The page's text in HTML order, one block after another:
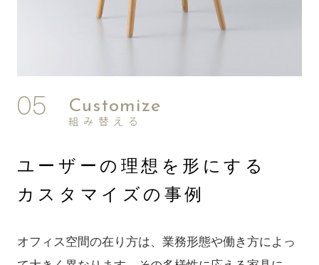
Customize
組み替える
ユーザーの理想を形にする
カスタマイズの事例
オフィス空間の在り方は、業務形態や働き方によっ